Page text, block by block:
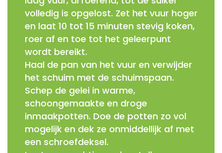
volledig is opgelost. Zet het vuur hoger
en laat 10 tot 15 minuten stevig koken,
roer af en toe tot het geleerpunt
wordt bereikt.
Haal de pan van het vuur en verwijder
het schuim met de schuimspaan.
Schep de gelei in warme,
schoongemaakte en droge
inmaakpotten. Doe de potten zo vol
mogelijk en dek ze onmiddellijk af met
een schroefdeksel.